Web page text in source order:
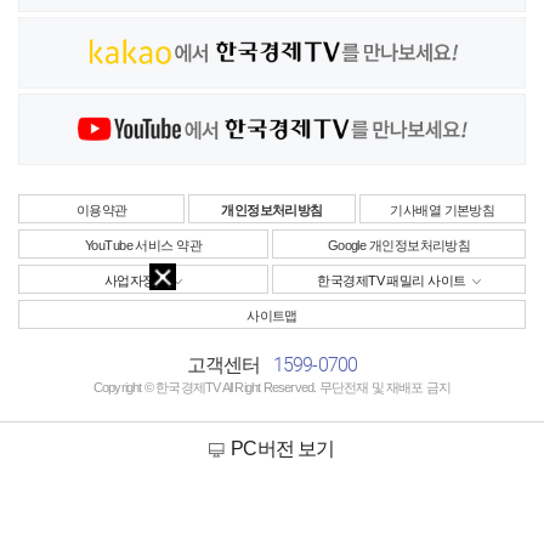
YouTube 서비스 약관 Google 개인정보처리방침
사이트맵